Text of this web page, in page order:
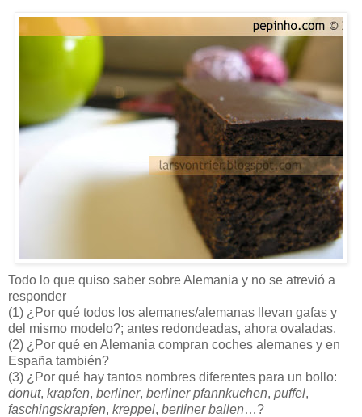
Todo lo que quiso saber sobre Alemania y no se atrevió a
responder
(1) ¿Por qué todos los alemanes/alemanas llevan gafas y
del mismo modelo?; antes redondeadas, ahora ovaladas.
(2) ¿Por qué en Alemania compran coches alemanes y en
España también?
(3) ¿Por qué hay tantos nombres diferentes para un bollo:
donut, krapfen, berliner, berliner pfannkuchen, puffel,
faschingskrapfen, kreppel, berliner ballen…?